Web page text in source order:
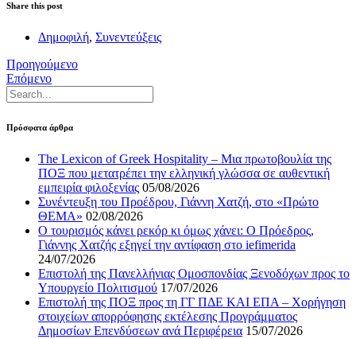
Share this post
Δημοφιλή, Συνεντεύξεις
Προηγούμενο
Επόμενο
Πρόσφατα άρθρα
The Lexicon of Greek Hospitality – Μια πρωτοβουλία της
ΠΟΞ που μετατρέπει την ελληνική γλώσσα σε αυθεντική
εμπειρία φιλοξενίας 05/08/2026
Συνέντευξη του Προέδρου, Γιάννη Χατζή, στο «Πρώτο
ΘΕΜΑ» 02/08/2026
Ο τουρισμός κάνει ρεκόρ κι όμως χάνει: Ο Πρόεδρος,
Γιάννης Χατζής εξηγεί την αντίφαση στο iefimerida
24/07/2026
Επιστολή της Πανελλήνιας Ομοσπονδίας Ξενοδόχων προς το
Υπουργείο Πολιτισμού 17/07/2026
Επιστολή της ΠΟΞ προς τη ΓΓ ΠΔΕ ΚΑΙ ΕΠΑ – Χορήγηση
στοιχείων απορρόφησης εκτέλεσης Προγράμματος
Δημοσίων Επενδύσεων ανά Περιφέρεια 15/07/2026